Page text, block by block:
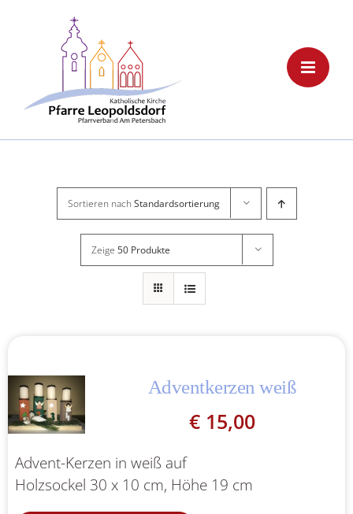
Sortieren nach Standardsortierung
Zeige 50 Produkte
Adventkerzen weiß
€15,00
Advent-Kerzen in weiß auf
Holzsockel 30 x 10 cm, Höhe 19 cm